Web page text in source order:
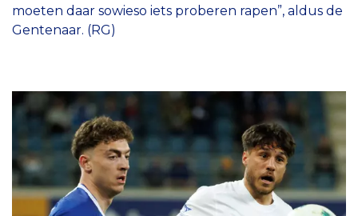
moeten daar sowieso iets proberen rapen”, aldus de
Gentenaar. (RG)